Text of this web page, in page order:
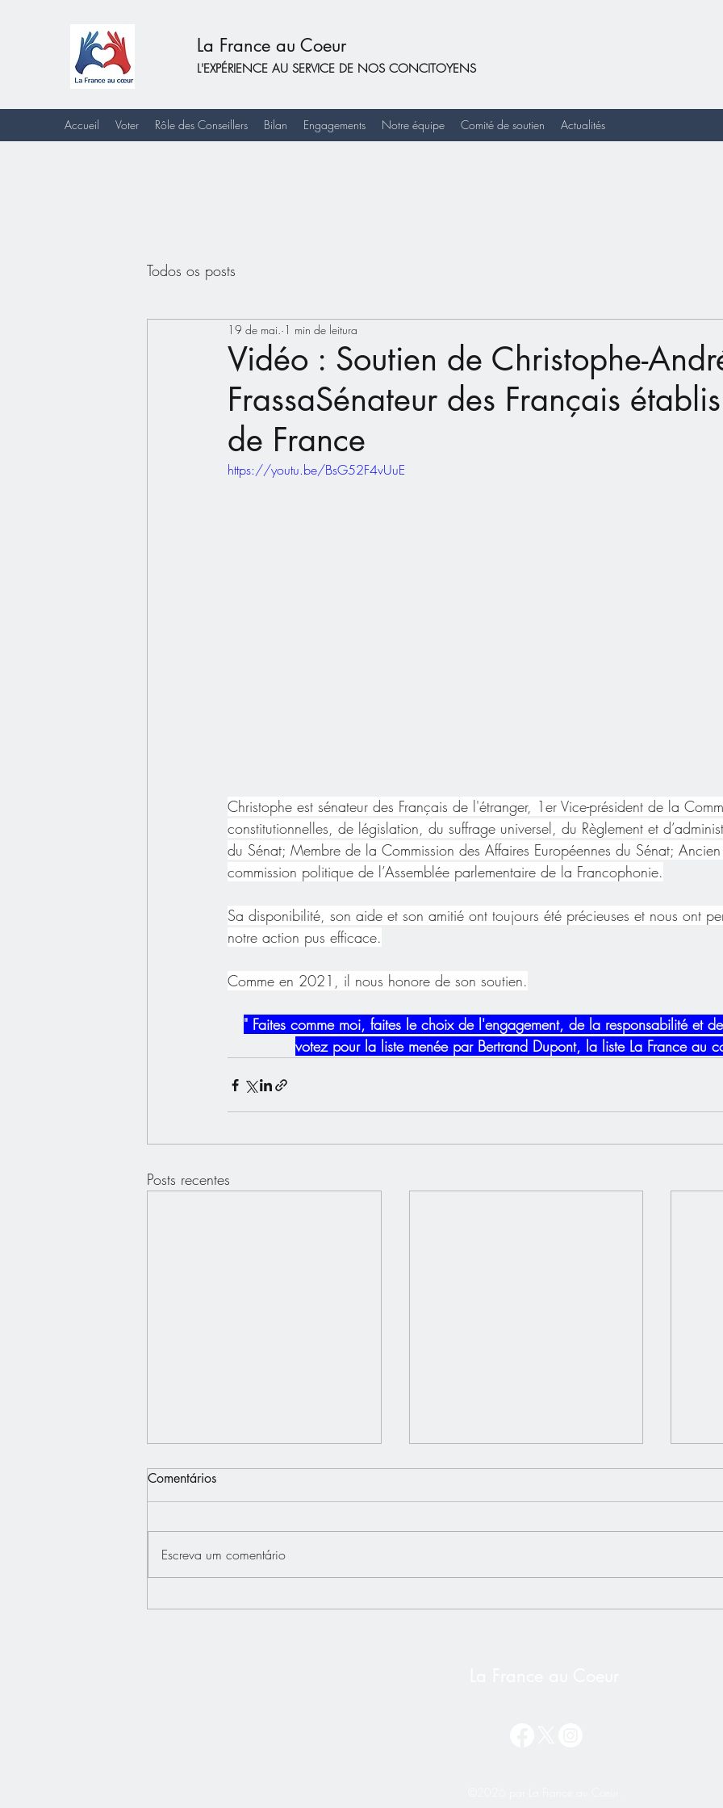
La France au Coeur
L'EXPÉRIENCE AU SERVICE DE NOS CONCITOYENS
Accueil Voter Rôle des Conseillers Bilan Engagements Notre équipe Comité de soutien Actualités
Todos os posts
Vidéo : Soutien de Christophe-
FrassaSénateur des Français
de France
19 de mai. 1 min de leitura
https://youtu.be/BsG52F4vUuE
Christophe est sénateur des Français de l'étranger, 1er Vice-président de la
constitutionnelles, de législation, du suffrage universel, du Règlement et
du Sénat; Membre de la Commission des Affaires Européennes du Sénat;
commission politique de l’Assemblée parlementaire de la Francophonie.
Sa disponibilité, son aide et son amitié ont toujours été précieuses et nous ont
notre action pus efficace.
Comme en 2021, il nous honore de son soutien.
" Faites comme moi, faites le choix de l'engagement, de la responsabilité et
votez pour la liste menée par Bertrand Dupont, la liste La France au
Posts recentes
Comentários
Escreva um comentário